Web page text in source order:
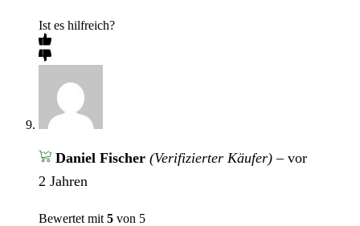
Ist es hilfreich?
Daniel Fischer (Verifizierter Käufer) – vor
2 Jahren
Bewertet mit 5 von 5